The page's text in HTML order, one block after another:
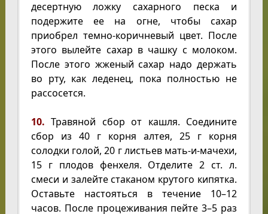
десертную ложку сахарного песка и
подержите ее на огне, чтобы сахар
приобрел темно-коричневый цвет. После
этого вылейте сахар в чашку с молоком.
После этого жженый сахар надо держать
во рту, как леденец, пока полностью не
рассосется.
10. Травяной сбор от кашля. Соедините
сбор из 40 г корня алтея, 25 г корня
солодки голой, 20 г листьев мать-и-мачехи,
15 г плодов фенхеля. Отделите 2 ст. л.
смеси и залейте стаканом крутого кипятка.
Оставьте настояться в течение 10–12
часов. После процеживания пейте 3–5 раз